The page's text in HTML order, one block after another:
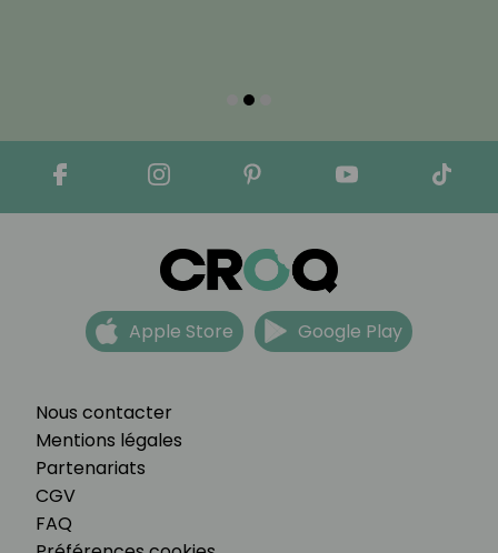
Nous contacter
Mentions légales
Partenariats
CGV
FAQ
Apple Store Google Play